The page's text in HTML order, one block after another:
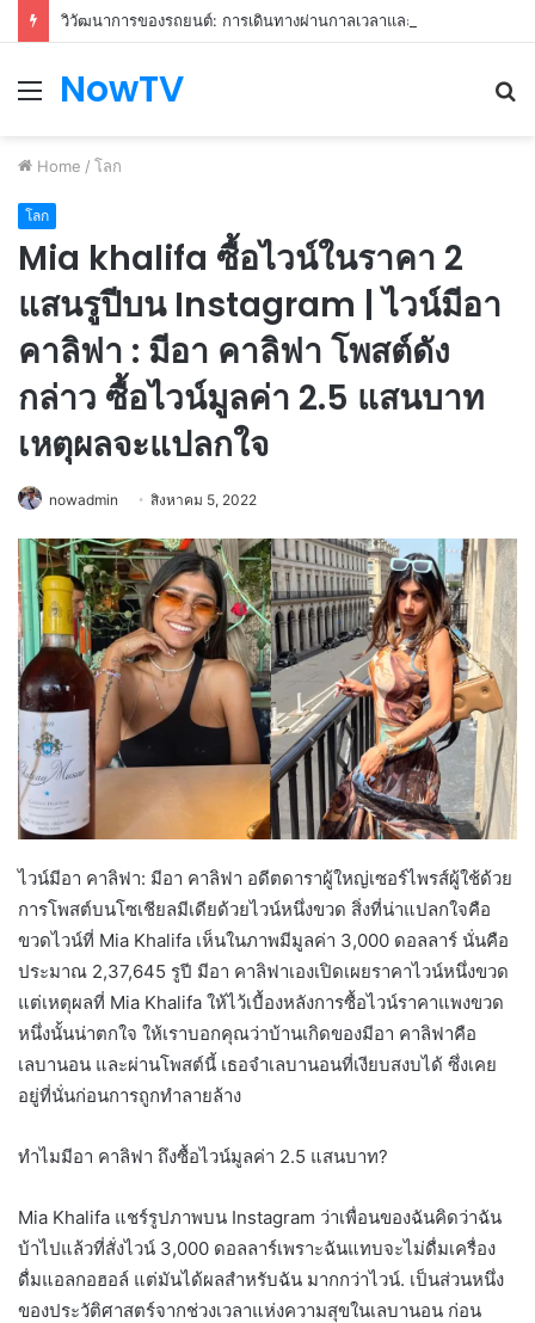
Menu
NowTV
Home / โลก
โลก
Mia khalifa ซื้อไวน์ในราคา 2
แสนรูปีบน Instagram | ไวน์มีอา
คาลิฟา : มีอา คาลิฟา โพสต์ดัง
กล่าว ซื้อไวน์มูลค่า 2.5 แสนบาท
เหตุผลจะแปลกใจ
nowadmin สิงหาคม 5, 2022
ไวน์มีอา คาลิฟา: มีอา คาลิฟา อดีตดาราผู้ใหญ่เซอร์ไพรส์ผู้ใช้ด้วย
การโพสต์บนโซเชียลมีเดียด้วยไวน์หนึ่งขวด สิ่งที่น่าแปลกใจคือ
ขวดไวน์ที่ Mia Khalifa เห็นในภาพมีมูลค่า 3,000 ดอลลาร์ นั่นคือ
ประมาณ 2,37,645 รูปี มีอา คาลิฟาเองเปิดเผยราคาไวน์หนึ่งขวด
แต่เหตุผลที่ Mia Khalifa ให้ไว้เบื้องหลังการซื้อไวน์ราคาแพงขวด
หนึ่งนั้นน่าตกใจ ให้เราบอกคุณว่าบ้านเกิดของมีอา คาลิฟาคือ
เลบานอน และผ่านโพสต์นี้ เธอจำเลบานอนที่เงียบสงบได้ ซึ่งเคย
อยู่ที่นั่นก่อนการถูกทำลายล้าง
ทำไมมีอา คาลิฟา ถึงซื้อไวน์มูลค่า 2.5 แสนบาท?
Mia Khalifa แชร์รูปภาพบน Instagram ว่าเพื่อนของฉันคิดว่าฉัน
บ้าไปแล้วที่สั่งไวน์ 3,000 ดอลลาร์เพราะฉันแทบจะไม่ดื่มเครื่อง
ดื่มแอลกอฮอล์ แต่มันได้ผลสำหรับฉัน มากกว่าไวน์. เป็นส่วนหนึ่ง
ของประวัติศาสตร์จากช่วงเวลาแห่งความสุขในเลบานอน ก่อน